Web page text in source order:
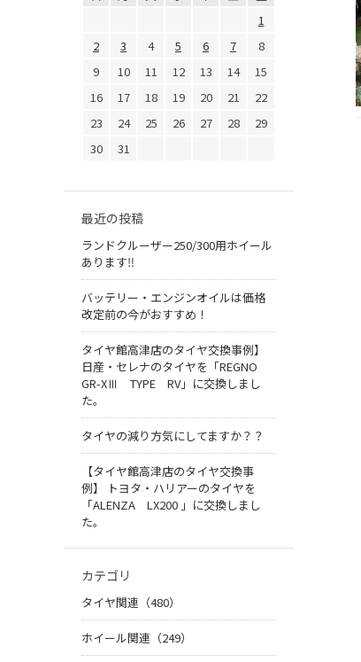
1
2
3 4 5 6 7
8
9
10 11 12 13 14
15
16
17 18 19 20 21
22
23
24 25 26 27 28
29
30
31
最近の投稿
ランドクルーザー250/300用ホイール
あります‼
バッテリー・エンジンオイルは価格
改定前の今がおすすめ！
タイヤ館高津店のタイヤ交換事例】
日産・セレナのタイヤを「REGNO
GR-XⅢ TYPE RV」に交換しまし
た。
タイヤの減り方気にしてますか？？
【タイヤ館高津店のタイヤ交換事
例】 トヨタ・ハリアーのタイヤを
「ALENZA LX200 」に交換しまし
た。
カテゴリ
タイヤ関連（480）
ホイール関連（249）